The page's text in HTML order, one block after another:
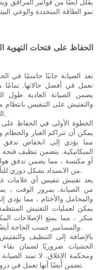
يقلل أيضًا من فواتير المرافق
نمو الطاقة المتجددة والوعي
الحفاظ على فتحات التهوية
تعد الصيانة جانبًا حاسمًا في
تعمل في أفضل حالاتها. تمامًا
يضمن الصيانة العادية طول
والتفتيش على التنفيس
المشكلات التي قد تنشأ مع مرور الوقت.
الخطوة الأولى في الحفاظ على
يمكن أن تتراكم الغبار والحطام
مما يؤدي إلى انخفاض تدفق
الميكانيكية. يتضمن تنظيف
أو مكنسة ، مما يضمن تدفق
من الانسداد بشكل دوري للتأكد من أن التنفيس يعمل بشكل صحيح.
يعد تفتيش تنفيس أي علامات
من الصيانة. بمرور الوقت ،
والمحامل والأختام ، مما
يمكن لعمليات التفتيش
مبكر ، مما يمنع الإصلاحات
والمسامير حسب الحاجة أيضًا في الحفاظ على سلامة فتحة التهوية.
بالإضافة إلى التنظيف
الحشيات ضروريًا لضمان
ومحكمة الإغلاق. لا تمتد
تضمن أيضًا أنها تعمل في ذروة الأداء ، مما يوفر الفوائد التي تتوقعها.